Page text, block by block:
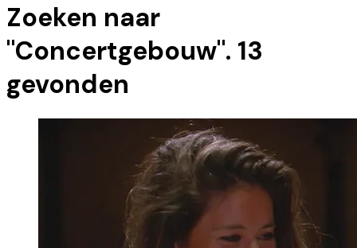
Zoeken naar
"Concertgebouw". 13
gevonden